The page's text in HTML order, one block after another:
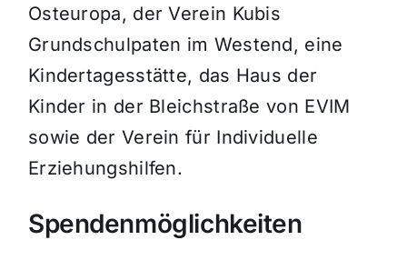
Osteuropa, der Verein Kubis
Grundschulpaten im Westend, eine
Kindertagesstätte, das Haus der
Kinder in der Bleichstraße von EVIM
sowie der Verein für Individuelle
Erziehungshilfen.
Spendenmöglichkeiten